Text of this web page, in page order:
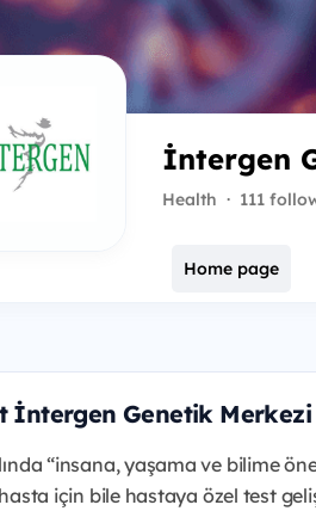
İntergen
Health · 111
Home page
İntergen Genetik Merkezi
“insana, yaşama ve bilime
için bile hastaya özel test